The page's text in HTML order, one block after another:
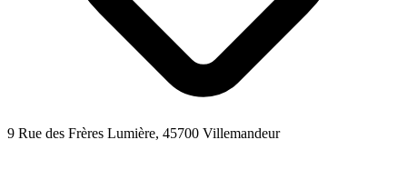
9 Rue des Frères Lumière, 45700 Villemandeur